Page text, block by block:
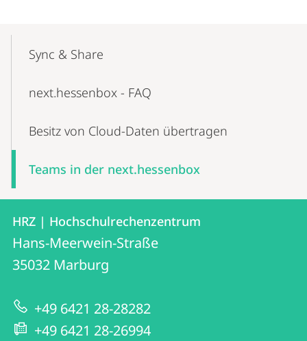
NavigationSync & Share
next.hessenbox - FAQ
Besitz von Cloud-Daten übertragen
Teams in der next.hessenbox
Kontakt
und
Informationen
zur
Website
Kontaktinformationen
HRZ
|
Hochschulrechenzentrum
HRZ | Hochschulrechenzentrum
Hans-Meerwein-Straße
35032 Marburg
+49 6421 28-28282
+49 6421 28-26994